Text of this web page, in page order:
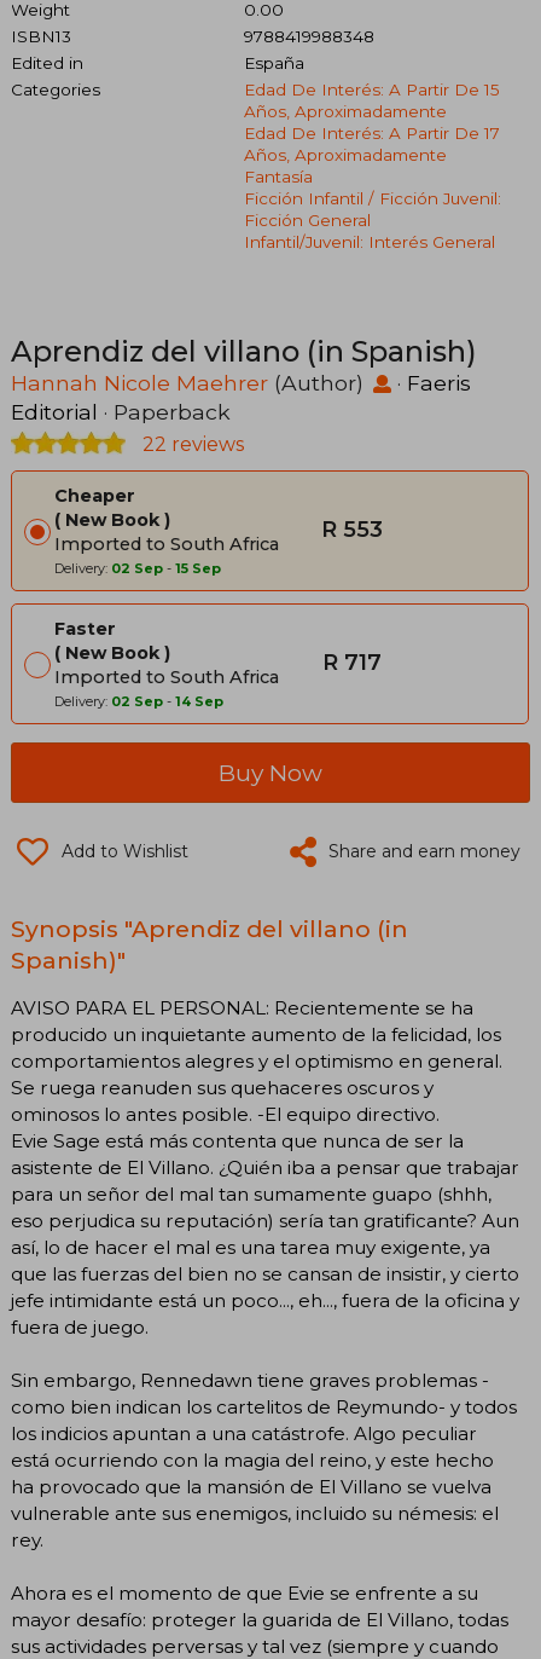
Weight
0.00
ISBN13
9788419988348
Edited in
España
Categories
Edad De Interés: A Partir De 15
Años, Aproximadamente
Edad De Interés: A Partir De 17
Años, Aproximadamente
Fantasía
Ficción Infantil / Ficción Juvenil:
Ficción General
Infantil/juvenil: Interés General
Aprendiz del villano (in Spanish)
Hannah Nicole Maehrer (Author) · Faeris
Editorial · Paperback
22 reviews
Cheaper
New Book
Imported to South Africa
Delivery: 02 Sep - 15 Sep
R 553
Faster
New Book
Imported to South Africa
Delivery: 02 Sep - 14 Sep
R 717
Buy Now
Add to Wishlist Share and earn money
Synopsis "Aprendiz del villano (in
Spanish)"
AVISO PARA EL PERSONAL: Recientemente se ha
producido un inquietante aumento de la felicidad, los
comportamientos alegres y el optimismo en general.
Se ruega reanuden sus quehaceres oscuros y
ominosos lo antes posible. -El equipo directivo.
Evie Sage está más contenta que nunca de ser la
asistente de El Villano. ¿Quién iba a pensar que trabajar
para un señor del mal tan sumamente guapo (shhh,
eso perjudica su reputación) sería tan gratificante? Aun
así, lo de hacer el mal es una tarea muy exigente, ya
que las fuerzas del bien no se cansan de insistir, y cierto
jefe intimidante está un poco..., eh..., fuera de la oficina y
fuera de juego.
Sin embargo, Rennedawn tiene graves problemas -
como bien indican los cartelitos de Reymundo- y todos
los indicios apuntan a una catástrofe. Algo peculiar
está ocurriendo con la magia del reino, y este hecho
ha provocado que la mansión de El Villano se vuelva
vulnerable ante sus enemigos, incluido su némesis: el
rey.
Ahora es el momento de que Evie se enfrente a su
mayor desafío: proteger la guarida de El Villano, todas
sus actividades perversas y tal vez (siempre y cuando